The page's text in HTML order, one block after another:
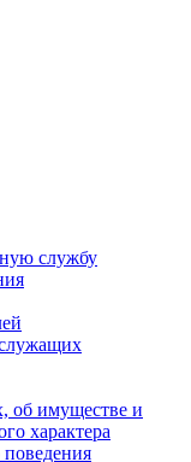
службу
об имуществе и
характера